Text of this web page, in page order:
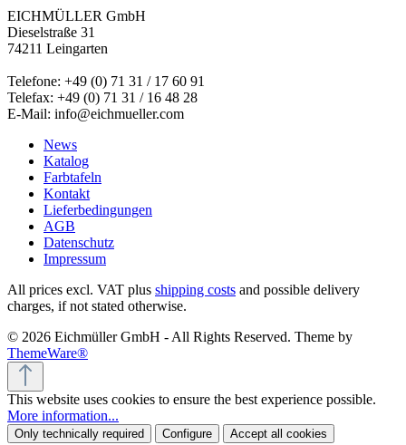
EICHMÜLLER GmbH
Dieselstraße 31
74211 Leingarten
Telefone: +49 (0) 71 31 / 17 60 91
Telefax: +49 (0) 71 31 / 16 48 28
E-Mail: info@eichmueller.com
News
Katalog
Farbtafeln
Kontakt
Lieferbedingungen
AGB
Datenschutz
Impressum
All prices excl. VAT plus shipping costs and possible delivery
charges, if not stated otherwise.
© 2026 Eichmüller GmbH - All Rights Reserved. Theme by
ThemeWare®
This website uses cookies to ensure the best experience possible.
More information...
Only technically required Configure Accept all cookies